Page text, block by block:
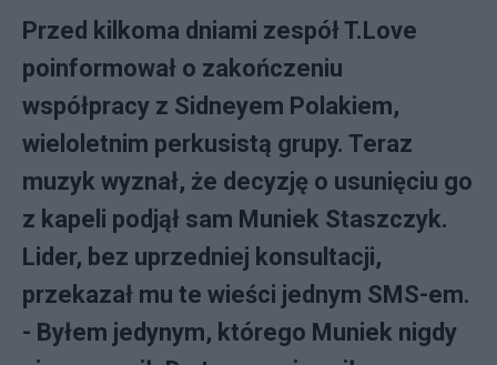
Przed kilkoma dniami zespół T.Love
poinformował o zakończeniu
współpracy z Sidneyem Polakiem,
wieloletnim perkusistą grupy. Teraz
muzyk wyznał, że decyzję o usunięciu go
z kapeli podjął sam Muniek Staszczyk.
Lider, bez uprzedniej konsultacji,
przekazał mu te wieści jednym SMS-em.
- Byłem jedynym, którego Muniek nigdy